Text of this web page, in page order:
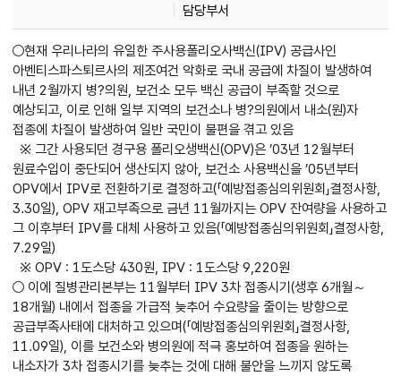
담당부서
○현재 우리나라의 유일한 주사용폴리오사백신(IPV) 공급사인
아벤티스파스퇴르사의 제조여건 악화로 국내 공급에 차질이 발생하여
내년 2월까지 병?의원, 보건소 모두 백신 공급이 부족할 것으로
예상되고, 이로 인해 일부 지역의 보건소나 병?의원에서 내소(원)자
접종에 차질이 발생하여 일반 국민이 불편을 겪고 있음
※ 그간 사용되던 경구용 폴리오생백신(OPV)은 ’03년 12월부터
원료수입이 중단되어 생산되지 않아, 보건소 사용백신을 ’05년부터
OPV에서 IPV로 전환하기로 결정하고(「예방접종심의위원회」결정사항,
3.30일), OPV 재고부족으로 금년 11월까지는 OPV 잔여량을 사용하고
그 이후부터 IPV를 대체 사용하고 있음(「예방접종심의위원회」결정사항,
7.29일)
※ OPV : 1도스당 430원, IPV : 1도스당 9,220원
○ 이에 질병관리본부는 11월부터 IPV 3차 접종시기(생후 6개월～
18개월) 내에서 접종을 가급적 늦추어 수요량을 줄이는 방향으로
공급부족사태에 대처하고 있으며(「예방접종심의위원회」결정사항,
11.09일), 이를 보건소와 병의원에 적극 홍보하여 접종을 원하는
내소자가 3차 접종시기를 늦추는 것에 대해 불안을 느끼지 않도록